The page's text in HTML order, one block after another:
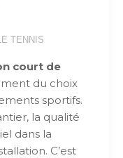
TENNIS
court de
du choix
sportifs.
la qualité
dans la
C’est